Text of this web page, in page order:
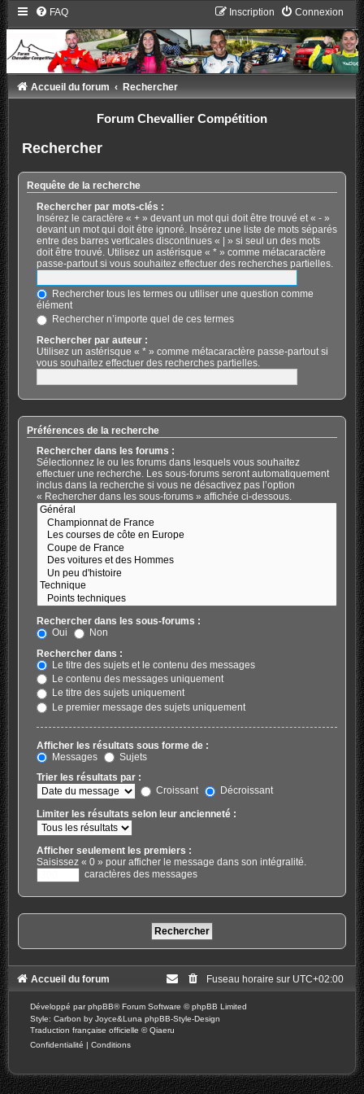
FAQ Connexion
Inscription
Accueil du forum Rechercher
Forum Chevallier Compétition
Rechercher
Requête de la recherche
Rechercher par mots-clés :
Insérez le caractère « + » devant un mot qui doit être trouvé et « - »
devant un mot qui doit être ignoré. Insérez une liste de mots séparés
entre des barres verticales discontinues « | » si seul un des mots
doit être trouvé. Utilisez un astérisque « * » comme métacaractère
passe-partout si vous souhaitez effectuer des recherches partielles.
Rechercher tous les termes ou utiliser une question comme
élément
Rechercher n’importe quel de ces termes
Rechercher par auteur :
Utilisez un astérisque « * » comme métacaractère passe-partout si
vous souhaitez effectuer des recherches partielles.
Préférences de la recherche
Rechercher dans les forums :
Sélectionnez le ou les forums dans lesquels vous souhaitez
effectuer une recherche. Les sous-forums seront automatiquement
inclus dans la recherche si vous ne désactivez pas l’option
« Rechercher dans les sous-forums » affichée ci-dessous.
Rechercher dans les sous-forums :
Oui
Non
Rechercher dans :
Le titre des sujets et le contenu des messages
Le contenu des messages uniquement
Le titre des sujets uniquement
Le premier message des sujets uniquement
Afficher les résultats sous forme de :
Messages
Sujets
Trier les résultats par :
Croissant
Décroissant
Limiter les résultats selon leur ancienneté :
Afficher seulement les premiers :
Saisissez « 0 » pour afficher le message dans son intégralité.
caractères des messages
Accueil du forum Fuseau horaire sur UTC+02:00
Développé parphpBB® Forum Software © phpBB Limited
Style: Carbon by Joyce&Luna phpBB-Style-Design
Traduction française officielle ©Qiaeru
Confidentialité | Conditions